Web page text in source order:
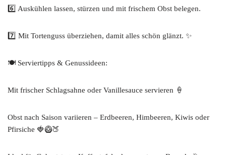
6️⃣ Auskühlen lassen, stürzen und mit frischem Obst belegen.
7️⃣ Mit Tortenguss überziehen, damit alles schön glänzt. ✨
🍽️ Serviertipps & Genussideen:
Mit frischer Schlagsahne oder Vanillesauce servieren 🍦
Obst nach Saison variieren – Erdbeeren, Himbeeren, Kiwis oder
Pfirsiche 🍓🥝🍑